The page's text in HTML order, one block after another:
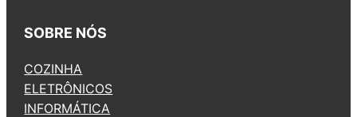
SOBRE NÓS
COZINHA
ELETRÔNICOS
INFORMÁTICA